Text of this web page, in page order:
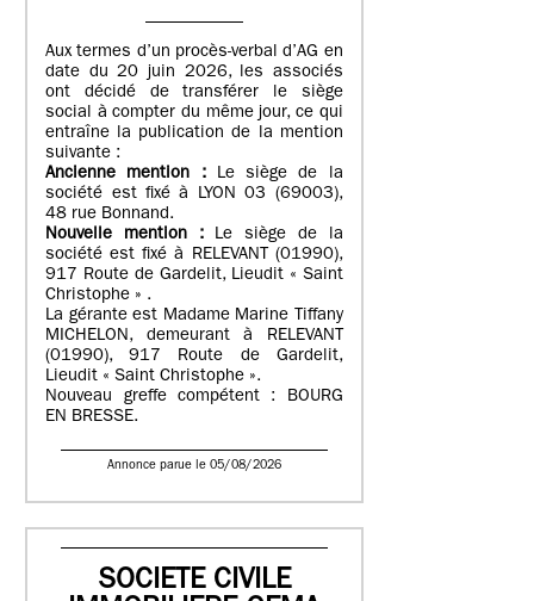
Aux termes d’un procès-verbal d’AG en
date du 20 juin 2026, les associés
ont décidé de transférer le siège
social à compter du même jour, ce qui
entraîne la publication de la mention
suivante :
Ancienne mention : Le siège de la
société est fixé à LYON 03 (69003),
48 rue Bonnand.
Nouvelle mention :
Le siège de la
société est fixé à RELEVANT (01990),
917 Route de Gardelit, Lieudit « Saint
Christophe » .
La gérante est Madame Marine Tiffany
MICHELON, demeurant à RELEVANT
(01990), 917 Route de Gardelit,
Lieudit « Saint Christophe ».
Nouveau greffe compétent : BOURG
EN BRESSE.
Annonce parue le 05/08/2026
SOCIETE CIVILE